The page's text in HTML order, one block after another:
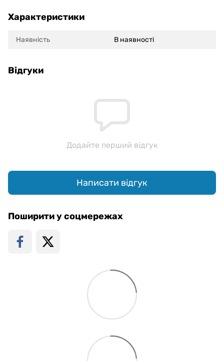
Характеристики
Наявність В наявності
Відгуки
Додайте перший відгук
Написати відгук
Поширити у соцмережах